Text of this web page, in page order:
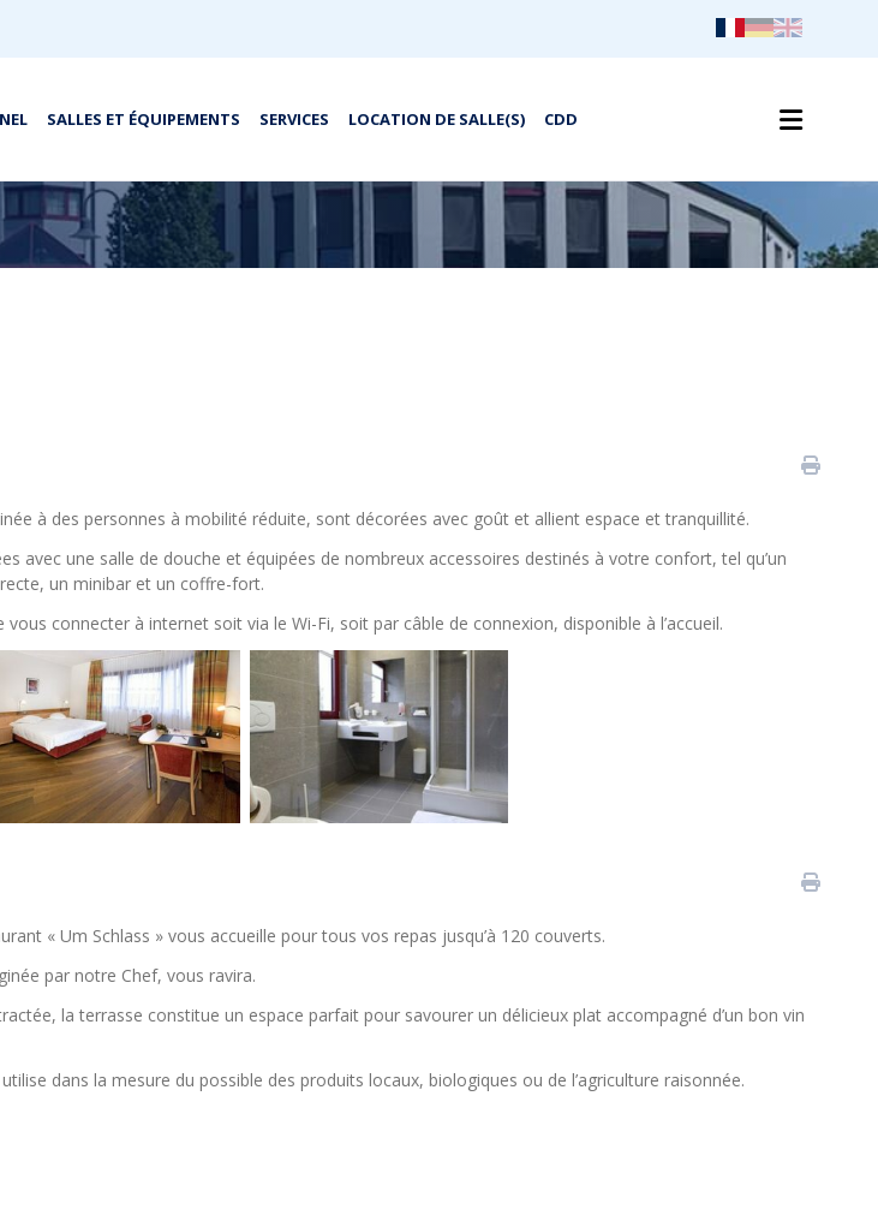
SALLES ET ÉQUIPEMENTS SERVICES LOCATION DE SALLE(S) CDD
à des personnes à mobilité réduite, sont décorées avec goût et allient espace et tranquillité.
avec une salle de douche et équipées de nombreux accessoires destinés à votre confort, tel qu’un
un minibar et un coffre-fort.
connecter à internet soit via le Wi-Fi, soit par câble de connexion, disponible à l’accueil.
« Um Schlass » vous accueille pour tous vos repas jusqu’à 120 couverts.
par notre Chef, vous ravira.
la terrasse constitue un espace parfait pour savourer un délicieux plat accompagné d’un bon vin
dans la mesure du possible des produits locaux, biologiques ou de l’agriculture raisonnée.